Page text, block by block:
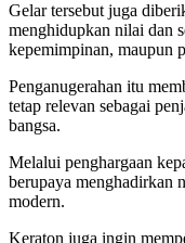
Gelar tersebut juga
menghidupkan nilai dan
kepemimpinan, maupun
Penganugerahan itu
tetap relevan sebagai
bangsa.
Melalui penghargaan
berupaya menghadirkan
modern.
Keraton juga ingin